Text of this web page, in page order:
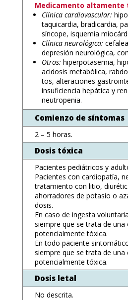
Medicamento altamente
Clínica cardiovascular:
taquicardia, bradicardia,
síncope, isquemia
Clínica neurológica:
depresión neurológica,
Otros: hiperpotasemia,
acidosis metabólica,
tos, alteraciones
insuficiencia hepática y
neutropenia.
Comienzo de síntomas
2 – 5 horas.
Dosis tóxica
Pacientes pediátricos y
Pacientes con cardiopatía,
tratamiento con litio,
ahorradores de potasio o
dosis.
En caso de ingesta
siempre que se trata de una
potencialmente tóxica.
En todo paciente
siempre que se trata de una
potencialmente tóxica.
Dosis letal
No descrita.